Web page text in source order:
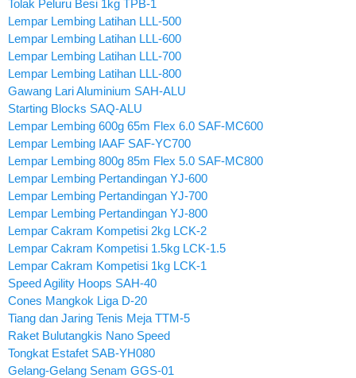
Tolak Peluru Besi 1kg TPB-1
Lempar Lembing Latihan LLL-500
Lempar Lembing Latihan LLL-600
Lempar Lembing Latihan LLL-700
Lempar Lembing Latihan LLL-800
Gawang Lari Aluminium SAH-ALU
Starting Blocks SAQ-ALU
Lempar Lembing 600g 65m Flex 6.0 SAF-MC600
Lempar Lembing IAAF SAF-YC700
Lempar Lembing 800g 85m Flex 5.0 SAF-MC800
Lempar Lembing Pertandingan YJ-600
Lempar Lembing Pertandingan YJ-700
Lempar Lembing Pertandingan YJ-800
Lempar Cakram Kompetisi 2kg LCK-2
Lempar Cakram Kompetisi 1.5kg LCK-1.5
Lempar Cakram Kompetisi 1kg LCK-1
Speed Agility Hoops SAH-40
Cones Mangkok Liga D-20
Tiang dan Jaring Tenis Meja TTM-5
Raket Bulutangkis Nano Speed
Tongkat Estafet SAB-YH080
Gelang-Gelang Senam GGS-01